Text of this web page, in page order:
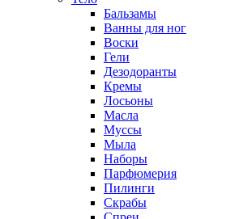
Бальзамы
Ванны для ног
Воски
Гели
Дезодоранты
Кремы
Лосьоны
Масла
Муссы
Мыла
Наборы
Парфюмерия
Пилинги
Скрабы